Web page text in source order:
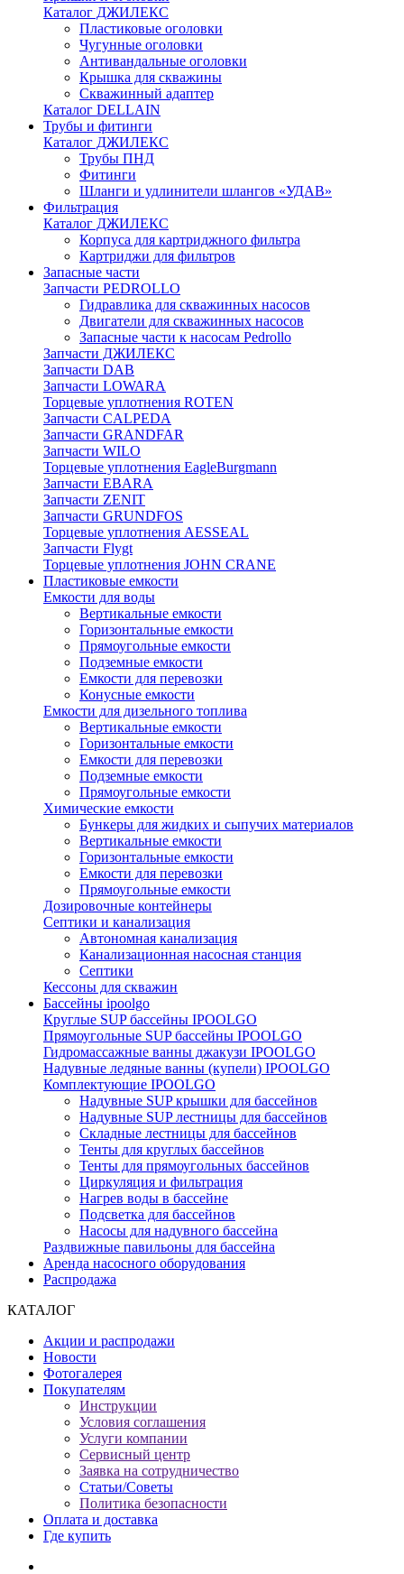
Каталог ДЖИЛЕКС
Пластиковые оголовки
Чугунные оголовки
Антивандальные оголовки
Крышка для скважины
Скважинный адаптер
Каталог DELLAIN
Трубы и фитинги
Каталог ДЖИЛЕКС
Трубы ПНД
Фитинги
Шланги и удлинители шлангов «УДАВ»
Фильтрация
Каталог ДЖИЛЕКС
Корпуса для картриджного фильтра
Картриджи для фильтров
Запасные части
Запчасти PEDROLLO
Гидравлика для скважинных насосов
Двигатели для скважинных насосов
Запасные части к насосам Pedrollo
Запчасти ДЖИЛЕКС
Запчасти DAB
Запчасти LOWARA
Торцевые уплотнения ROTEN
Запчасти CALPEDA
Запчасти GRANDFAR
Запчасти WILO
Торцевые уплотнения EagleBurgmann
Запчасти EBARA
Запчасти ZENIT
Запчасти GRUNDFOS
Торцевые уплотнения AESSEAL
Запчасти Flygt
Торцевые уплотнения JOHN CRANE
Пластиковые емкости
Емкости для воды
Вертикальные емкости
Горизонтальные емкости
Прямоугольные емкости
Подземные емкости
Емкости для перевозки
Конусные емкости
Емкости для дизельного топлива
Вертикальные емкости
Горизонтальные емкости
Емкости для перевозки
Подземные емкости
Прямоугольные емкости
Химические емкости
Бункеры для жидких и сыпучих материалов
Вертикальные емкости
Горизонтальные емкости
Емкости для перевозки
Прямоугольные емкости
Дозировочные контейнеры
Септики и канализация
Автономная канализация
Канализационная насосная станция
Септики
Кессоны для скважин
Бассейны ipoolgo
Круглые SUP бассейны IPOOLGO
Прямоугольные SUP бассейны IPOOLGO
Гидромассажные ванны джакузи IPOOLGO
Надувные ледяные ванны (купели) IPOOLGO
Комплектующие IPOOLGO
Надувные SUP крышки для бассейнов
Надувные SUP лестницы для бассейнов
Складные лестницы для бассейнов
Тенты для круглых бассейнов
Тенты для прямоугольных бассейнов
Циркуляция и фильтрация
Нагрев воды в бассейне
Подсветка для бассейнов
Насосы для надувного бассейна
Раздвижные павильоны для бассейна
Аренда насосного оборудования
Распродажа
КАТАЛОГ
Акции и распродажи
Новости
Фотогалерея
Покупателям
Инструкции
Условия соглашения
Услуги компании
Сервисный центр
Заявка на сотрудничество
Статьи/Советы
Политика безопасности
Оплата и доставка
Где купить